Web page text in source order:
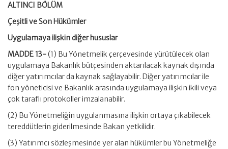
ALTINCI BÖLÜM
Çeşitli ve Son Hükümler
Uygulamaya ilişkin diğer hususlar
MADDE 13-(1) Bu Yönetmelik çerçevesinde yürütülecek olan
uygulamaya Bakanlık bütçesinden aktarılacak kaynak dışında
diğer yatırımcılar da kaynak sağlayabilir. Diğer yatırımcılar ile
fon yöneticisi ve Bakanlık arasında uygulamaya ilişkin ikili veya
çok taraflı protokoller imzalanabilir.
(2) Bu Yönetmeliğin uygulanmasına ilişkin ortaya çıkabilecek
tereddütlerin giderilmesinde Bakan yetkilidir.
(3) Yatırımcı sözleşmesinde yer alan hükümler bu Yönetmeliğe